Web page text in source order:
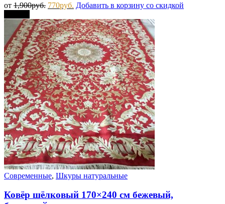
от 1,900руб. 770руб. Добавить в корзину со скидкой
Современные, Шкуры натуральные
Ковёр шёлковый 170×240 см бежевый,